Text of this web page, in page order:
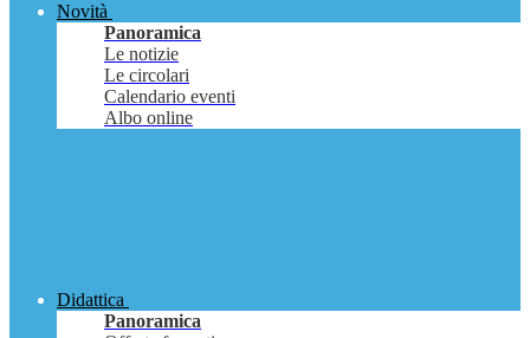
Novità
Panoramica
Le notizie
Le circolari
Calendario eventi
Albo online
Didattica
Panoramica